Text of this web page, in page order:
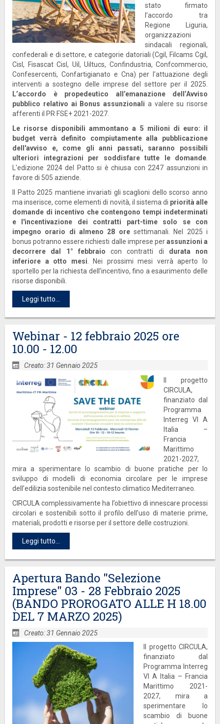
stato firmato
l’accordo tra
Regione Liguria,
organizzazioni
sindacali regionali,
confederali e di settore, e categorie datoriali (Cgil, Filcams Cgil,
Cisl, Fisascat Cisl, Uil, Uiltucs, Confindustria, Confcommercio,
Confesercenti, Confartigianato e Cna) per l’attuazione degli
interventi a sostegno delle imprese del settore per il 2025.
L’accordo è propedeutico all’emanazione dell’Avviso
pubblico relativo ai Bonus assunzionali a valere su risorse
afferenti il PR FSE+ 2021-2027.
Le risorse disponibili ammontano a 5 milioni di euro: il
budget verrà definito compiutamente alla pubblicazione
dell'avviso
e, come gli anni passati, saranno possibili
ulteriori integrazioni per soddisfare tutte le domande
L'edizione 2024 del Patto si è chiusa con 2247 assunzioni in
favore di 505 aziende.
Il Patto 2025 mantiene invariati gli scaglioni dello scorso anno
ma inserisce, come elementi di novità, il sistema di priorità alle
domande di incentivo che contengono tempi indeterminati
e l'incentivazione dei contratti part-time solo se con
impegno orario di almeno 28 oresettimanali. Nel 2025 i
bonus potranno essere richiesti dalle imprese perassunzioni a
decorrere dal 1° febbraio con contratti di durata non
inferiore a otto mesi . Nei prossimi mesi verrà aperto lo
sportello per la richiesta dell’incentivo, fino a esaurimento delle
risorse disponibili.
Leggi tutto...
Webinar - 12 febbraio 2025 ore
10.00 - 12.00
Creato: 31 Gennaio 2025
Il progetto
CIRCULA,
finanziato dal
Programma
Interreg VI A
Italia –
Francia
Marittimo
2021-2027,
mira a sperimentare lo scambio di buone pratiche per lo
sviluppo di modelli di economia circolare per le imprese
dell’edilizia sostenibile nel contesto climatico Mediterraneo.
CIRCULA complessivamente ha l’obiettivo di innescare processi
circolari e sostenibili sotto il profilo dell’uso di materie prime,
materiali, prodotti e risorse per il settore delle costruzioni.
Leggi tutto...
Apertura Bando "Selezione
Imprese" 03 - 28 Febbraio 2025
(BANDO PROROGATO ALLE H 18.00
DEL 7 MARZO 2025)
Creato: 31 Gennaio 2025
Il progetto CIRCULA,
finanziato dal
Programma Interreg
VI A Italia – Francia
Marittimo 2021-
2027, mira a
sperimentare lo
scambio di buone